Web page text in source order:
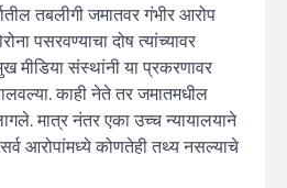
तबलीगी जमातवर गंभीर आरोप
पसरवण्याचा दोष त्यांच्यावर
संस्थांनी या प्रकरणावर
काही नेते तर जमातमधील
मात्र नंतर एका उच्च न्यायालयाने
आरोपांमध्ये कोणतेही तथ्य नसल्याचे